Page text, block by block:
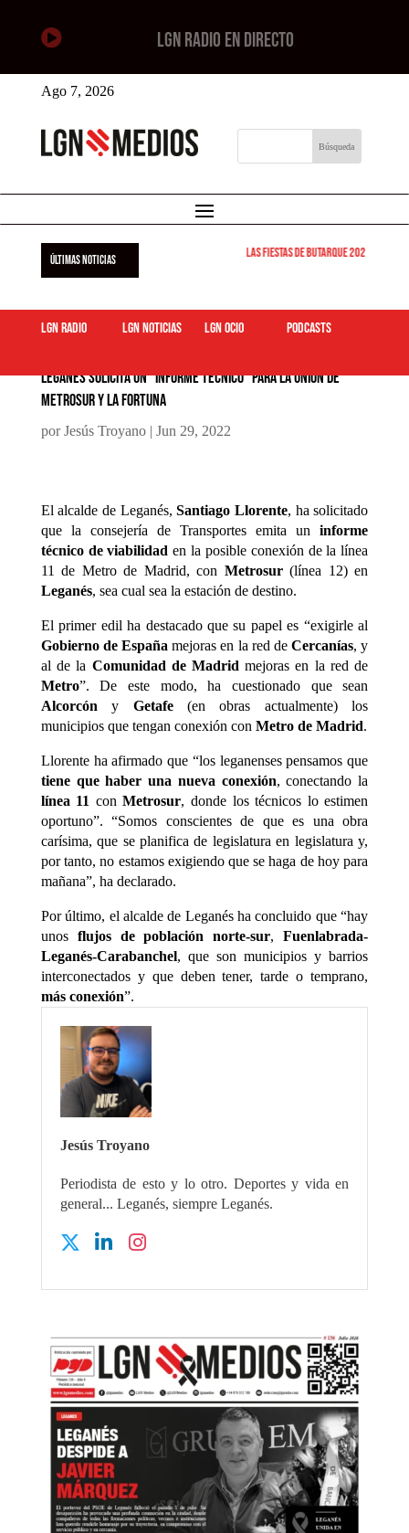
 LGN RADIO EN DIRECTO
Ago 7, 2026
ÚLTIMAS NOTICIAS Las Fiestas de Butarque 2026
LGN Radio LGN Noticias LGN ocio podcasts
Leganés solicita un “informe técnico” para la unión de
Metrosur y La Fortuna
porJesús Troyano| Jun 29, 2022
El alcalde de Leganés,Santiago Llorente, ha solicitado
que la consejería de Transportes emita uninforme
técnico de viabilidad en la posible conexión de la línea
11 de Metro de Madrid, con Metrosur(línea 12) en
Leganés, sea cual sea la estación de destino.
El primer edil ha destacado que su papel es “exigirle al
Gobierno de España mejoras en la red deCercanías, y
al de la Comunidad de Madrid mejoras en la red de
Metro”. De este modo, ha cuestionado que sean
Alcorcóny Getafe(en obras actualmente) los
municipios que tengan conexión con Metro de Madrid.
Llorente ha afirmado que “los leganenses pensamos que
tiene que haber una nueva conexión, conectando la
línea 11 conMetrosur, donde los técnicos lo estimen
oportuno”. “Somos conscientes de que es una obra
carísima, que se planifica de legislatura en legislatura y,
por tanto, no estamos exigiendo que se haga de hoy para
mañana”, ha declarado.
Por último, el alcalde de Leganés ha concluido que “hay
unos flujos de población norte-sur,Fuenlabrada-
Leganés-Carabanchel, que son municipios y barrios
interconectados y que deben tener, tarde o temprano,
más conexión”.
Jesús Troyano
Periodista de esto y lo otro. Deportes y vida en
general... Leganés, siempre Leganés.